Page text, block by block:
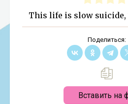
This life is slow suicide,
Поделиться:
Вставить на